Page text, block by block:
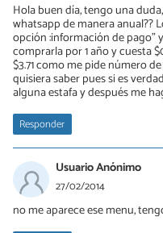
Hola buen día, tengo una
whatsapp de manera anual??
opción :información de pago"
comprarla por 1 año y cuesta
$3.71 como me pide número
quisiera saber pues si es
alguna estafa y después me
Responder
Usuario Anónimo
27/02/2014
no me aparece ese menu,